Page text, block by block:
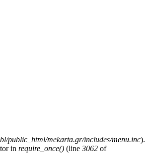
public_html/mekarta.gr/includes/menu.inc).
in require_once() (line 3062 of